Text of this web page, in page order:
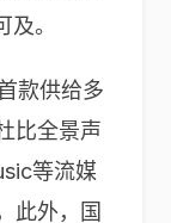
。
款供给多
比全景声
等流媒
此外，国